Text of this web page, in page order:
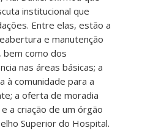
institucional que
Entre elas, estão a
e manutenção
bem como dos
nas áreas básicas; a
à comunidade para a
a oferta de moradia
a criação de um órgão
Superior do Hospital.